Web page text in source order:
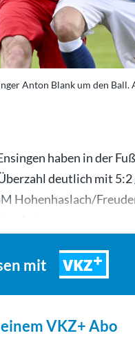
Anton Blank um den Ball.
haben in der
deutlich mit
Hohenhaslach/
mit VKZ
VKZ+ Abo